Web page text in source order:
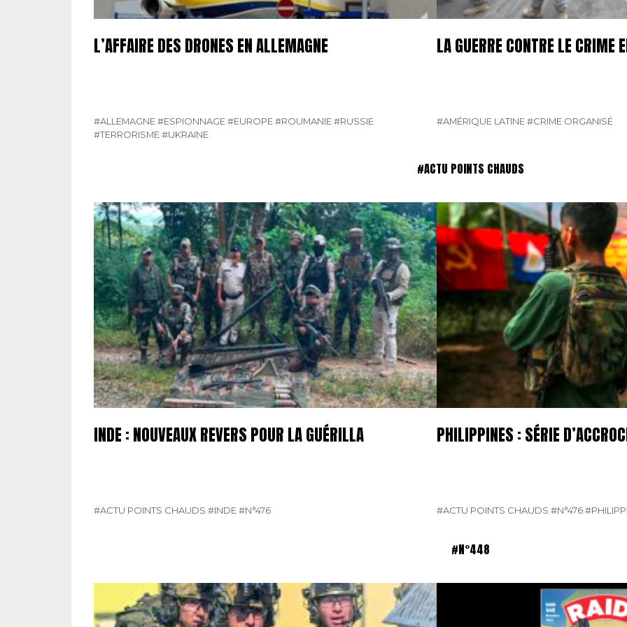
L’AFFAIRE DES DRONES EN ALLEMAGNE
#ALLEMAGNE#ESPIONNAGE#EUROPE#ROUMANIE#RUSSIE
#TERRORISME#UKRAINE
LA GUERRE CONTRE LE CRIME
#AMÉRIQUE LATINE#CRIME ORGANISÉ
#ACTU POINTS CHAUDS
INDE : NOUVEAUX REVERS POUR LA GUÉRILLA
#ACTU POINTS CHAUDS #INDE#N°476
PHILIPPINES : SÉRIE
#ACTU POINTS CHAUDS #N°476
#N°448